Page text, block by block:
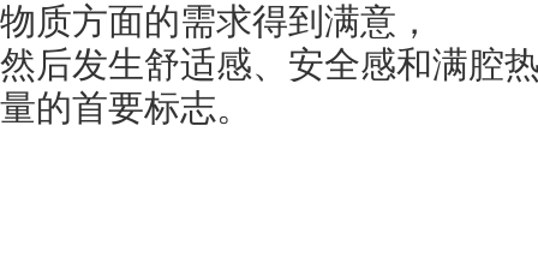
物质方面的需求得到满意，
然后发生舒适感、安全感和满腔
量的首要标志。